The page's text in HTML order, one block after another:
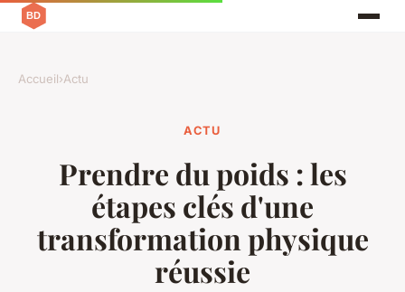
Accueil›Actu
ACTU
Prendre du poids : les
étapes clés d'une
transformation physique
réussie